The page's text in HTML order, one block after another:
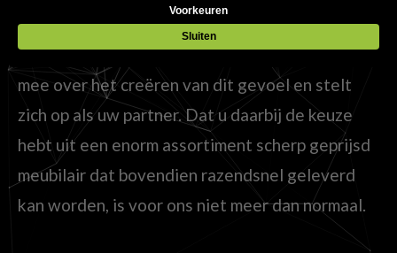
Welke sfeer straalt uw zaak uit en past deze bij
uw doelgroep? HorecaMeubilair denkt met u
mee over het creëren van dit gevoel en stelt
zich op als uw partner. Dat u daarbij de keuze
hebt uit een enorm assortiment scherp geprijsd
meubilair dat bovendien razendsnel geleverd
kan worden, is voor ons niet meer dan normaal.